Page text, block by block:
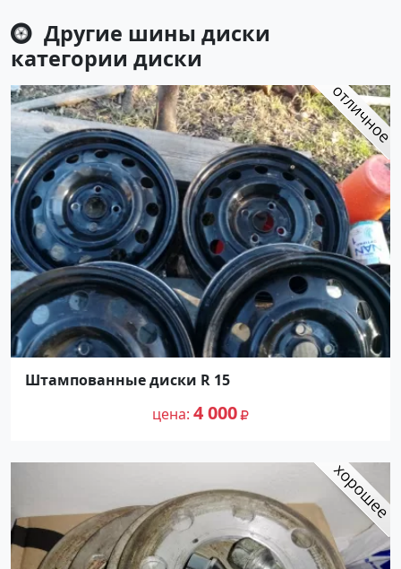
Другие шины диски
категории диски
Штампованные диски R 15
цена 4 000